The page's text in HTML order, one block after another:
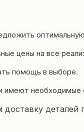
цены на все
помощь в выборе.
имеют необходимые
деталей